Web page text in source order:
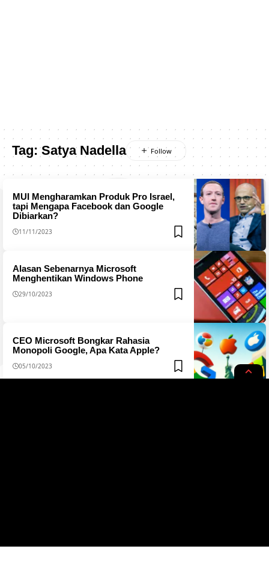
Tag:Satya Nadella
MUI Mengharamkan Produk Pro Israel,
tapi Mengapa Facebook dan Google
Dibiarkan?
11/11/2023
Alasan Sebenarnya Microsoft
Menghentikan Windows Phone
29/10/2023
CEO Microsoft Bongkar Rahasia
Monopoli Google, Apa Kata Apple?
05/10/2023